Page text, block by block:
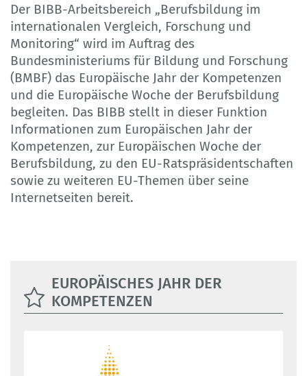
Der BIBB-Arbeitsbereich „Berufsbildung im
internationalen Vergleich, Forschung und
Monitoring“ wird im Auftrag des
Bundesministeriums für Bildung und Forschung
(BMBF) das Europäische Jahr der Kompetenzen
und die Europäische Woche der Berufsbildung
begleiten. Das BIBB stellt in dieser Funktion
Informationen zum Europäischen Jahr der
Kompetenzen, zur Europäischen Woche der
Berufsbildung, zu den EU-Ratspräsidentschaften
sowie zu weiteren EU-Themen über seine
Internetseiten bereit.
EUROPÄISCHES JAHR DER
KOMPETENZEN